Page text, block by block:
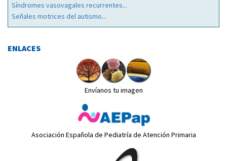
Síndromes vasovagales recurrentes...
Señales motrices del autismo...
ENLACES
Envíanos tu imagen
Asociación Española de Pediatría de Atención Primaria